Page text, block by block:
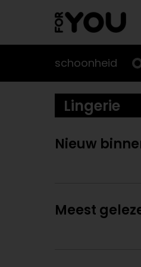
schoonheid
Lingerie
Nieuw
Meest